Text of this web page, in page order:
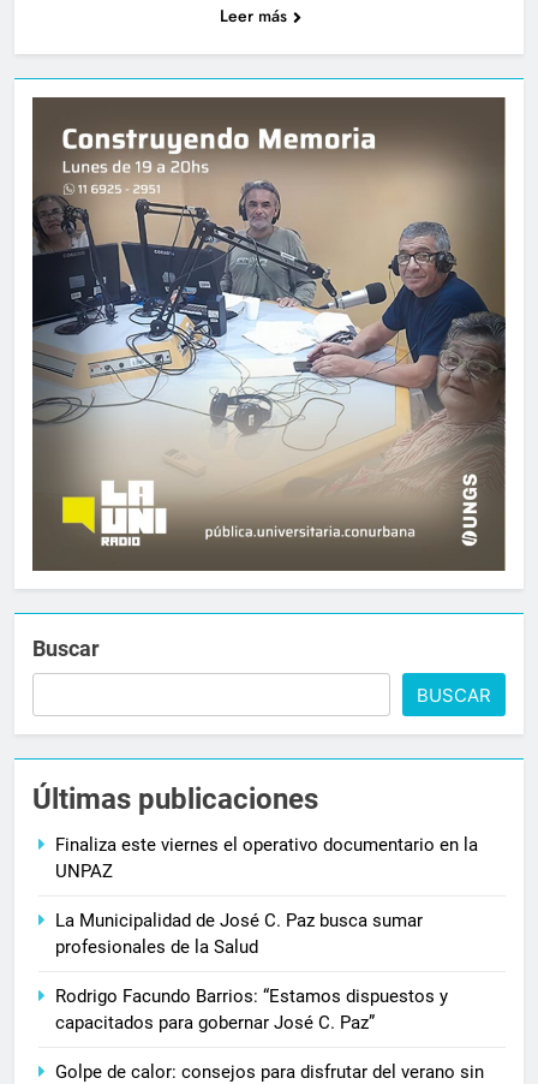
Leer más
Buscar
BUSCAR
Últimas publicaciones
Finaliza este viernes el operativo documentario en la
UNPAZ
La Municipalidad de José C. Paz busca sumar
profesionales de la Salud
Rodrigo Facundo Barrios: “Estamos dispuestos y
capacitados para gobernar José C. Paz”
Golpe de calor: consejos para disfrutar del verano sin